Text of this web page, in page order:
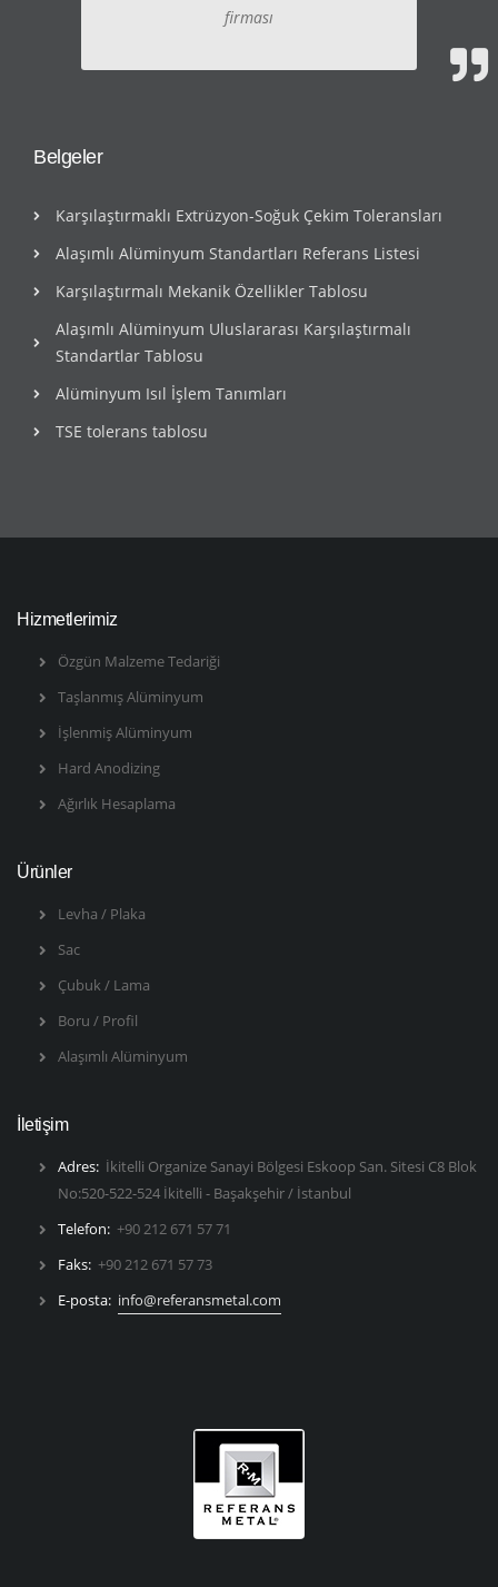
firması
Belgeler
Karşılaştırmaklı Extrüzyon-Soğuk Çekim Toleransları
Alaşımlı Alüminyum Standartları Referans Listesi
Karşılaştırmalı Mekanik Özellikler Tablosu
Alaşımlı Alüminyum Uluslararası Karşılaştırmalı
Standartlar Tablosu
Alüminyum Isıl İşlem Tanımları
TSE tolerans tablosu
Hizmetlerimiz
Özgün Malzeme Tedariği
Taşlanmış Alüminyum
İşlenmiş Alüminyum
Hard Anodizing
Ağırlık Hesaplama
Ürünler
Levha / Plaka
Sac
Çubuk / Lama
Boru / Profil
Alaşımlı Alüminyum
İletişim
Adres: İkitelli Organize Sanayi Bölgesi Eskoop San. Sitesi C8 Blok
No:520-522-524 İkitelli - Başakşehir / İstanbul
Telefon: +90 212 671 57 71
Faks: +90 212 671 57 73
E-posta: info@referansmetal.com